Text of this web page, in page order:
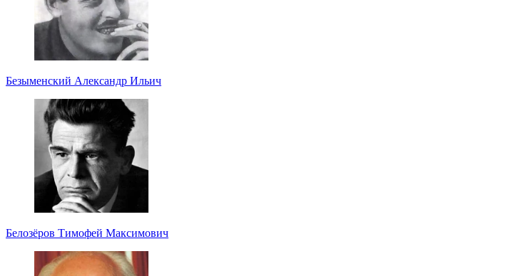
Безыменский Александр Ильич
Белозёров Тимофей Максимович